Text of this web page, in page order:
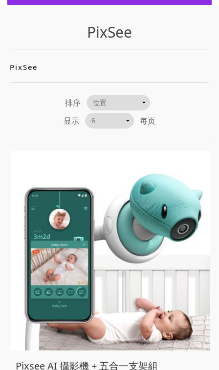
PixSee
PixSee
排序
显示
每页
Pixsee AI 攝影機 + 五合一支架組